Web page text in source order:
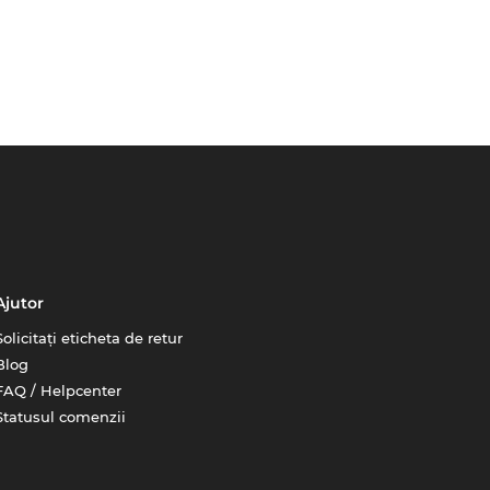
eticheta de retur
/ Helpcenter
comenzii